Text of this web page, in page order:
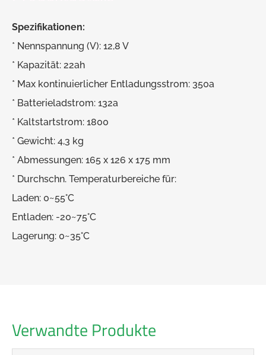
Spezifikationen:
* Nennspannung (V): 12,8 V
* Kapazität: 22ah
* Max kontinuierlicher Entladungsstrom: 350a
* Batterieladstrom: 132a
* Kaltstartstrom: 1800
* Gewicht: 4,3 kg
* Abmessungen: 165 x 126 x 175 mm
* Durchschn. Temperaturbereiche für:
Laden: 0~55°C
Entladen: -20~75°C
Lagerung: 0~35°C
Verwandte Produkte